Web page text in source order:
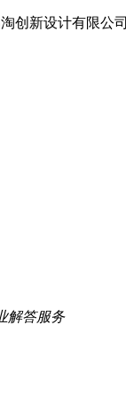
创新设计有限公司
解答服务